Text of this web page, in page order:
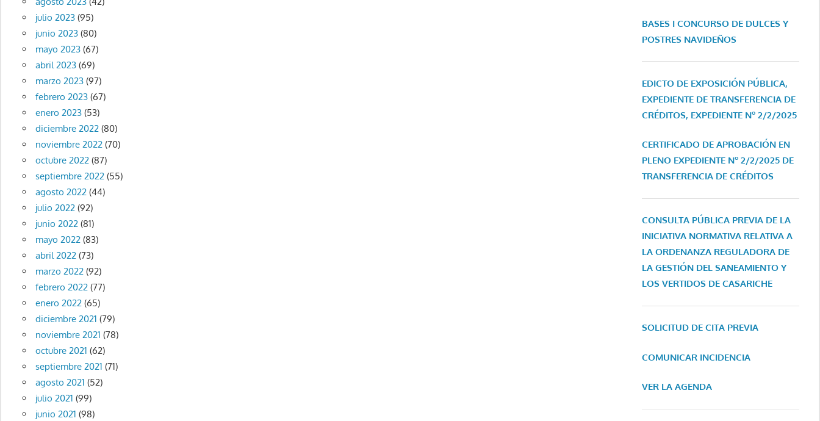
julio 2023(95)
junio 2023(80)
mayo 2023(67)
abril 2023(69)
marzo 2023(97)
febrero 2023(67)
enero 2023(53)
diciembre 2022(80)
noviembre 2022(70)
octubre 2022(87)
septiembre 2022(55)
agosto 2022(44)
julio 2022(92)
junio 2022(81)
mayo 2022(83)
abril 2022(73)
marzo 2022(92)
febrero 2022(77)
enero 2022(65)
diciembre 2021 (79)
noviembre 2021 (78)
octubre 2021 (62)
septiembre 2021 (71)
agosto 2021 (52)
julio 2021 (99)
junio 2021 (98)
BASES I CONCURSO DE DULCES Y
POSTRES NAVIDEÑOS
EDICTO DE EXPOSICIÓN PÚBLICA,
EXPEDIENTE DE TRANSFERENCIA DE
CRÉDITOS, EXPEDIENTE Nº 2/2/2025
CERTIFICADO DE APROBACIÓN EN
PLENO EXPEDIENTE Nº 2/2/2025 DE
TRANSFERENCIA DE CRÉDITOS
CONSULTA PÚBLICA PREVIA DE LA
INICIATIVA NORMATIVA RELATIVA A
LA ORDENANZA REGULADORA DE
LA GESTIÓN DEL SANEAMIENTO Y
LOS VERTIDOS DE CASARICHE
SOLICITUD DE CITA PREVIA
COMUNICAR INCIDENCIA
VER LA AGENDA